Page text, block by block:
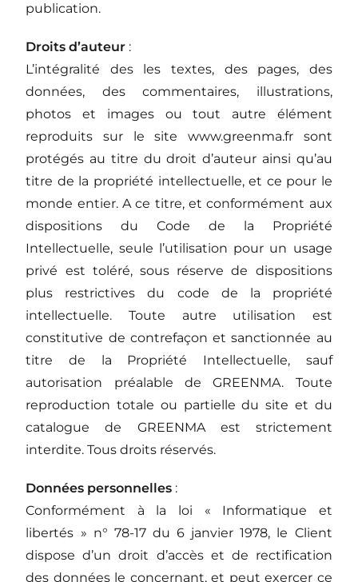
publication.
Droits d’auteur :
L’intégralité des les textes, des pages, des
données, des commentaires, illustrations,
photos et images ou tout autre élément
reproduits sur le site www.greenma.fr sont
protégés au titre du droit d’auteur ainsi qu’au
titre de la propriété intellectuelle, et ce pour le
monde entier. A ce titre, et conformément aux
dispositions du Code de la Propriété
Intellectuelle, seule l’utilisation pour un usage
privé est toléré, sous réserve de dispositions
plus restrictives du code de la propriété
intellectuelle. Toute autre utilisation est
constitutive de contrefaçon et sanctionnée au
titre de la Propriété Intellectuelle, sauf
autorisation préalable de GREENMA. Toute
reproduction totale ou partielle du site et du
catalogue de GREENMA est strictement
interdite. Tous droits réservés.
Données personnelles :
Conformément à la loi « Informatique et
libertés » n° 78-17 du 6 janvier 1978, le Client
dispose d’un droit d’accès et de rectification
des données le concernant, et peut exercer ce